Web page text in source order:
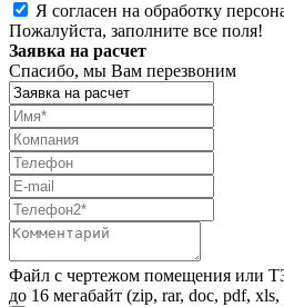
Я согласен на обработку
Пожалуйста, заполните все поля!
Заявка на расчет
Спасибо, мы Вам перезвоним
Файл с чертежом помещения или
до 16 мегабайт (zip, rar, doc, pdf,